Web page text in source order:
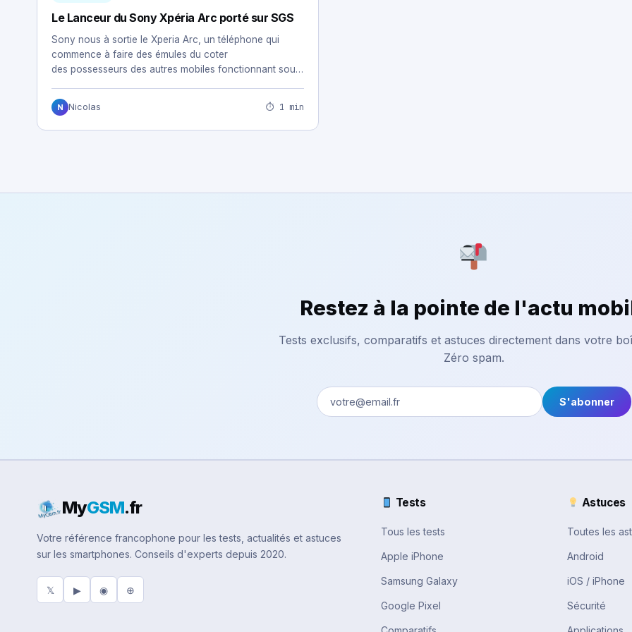
Le Lanceur du Sony Xpéria Arc porté sur SGS
Sony nous à sortie le Xperia Arc, un téléphone qui
commence à faire des émules du coter
des possesseurs des autres mobiles fonctionnant sous
N Nicolas ⏱ 1 min
Restez à la pointe de l'actu
Tests exclusifs, comparatifs et astuces directement dans votre
Zéro spam.
S'abonner
MyGSM.fr
Votre référence francophone pour les tests, actualités et astuces
sur les smartphones. Conseils d'experts depuis 2020.
𝕏 ▶ ◉ ⊕
Tests
Tous les tests
Apple iPhone
Samsung Galaxy
Google Pixel
Astuces
Toutes les
Android
iOS / iPhone
Sécurité